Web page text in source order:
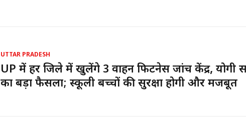
UTTAR PRADESH
UP में हर जिले में खुलेंगे 3 वाहन फिटनेस जांच केंद्र, योगी
का बड़ा फैसला; स्कूली बच्चों की सुरक्षा होगी और मजबूत